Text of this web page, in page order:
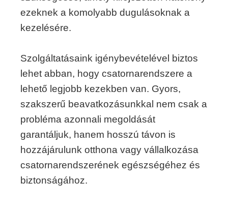
ezeknek a komolyabb dugulásoknak a
kezelésére.
Szolgáltatásaink igénybevételével biztos
lehet abban, hogy csatornarendszere a
lehető legjobb kezekben van. Gyors,
szakszerű beavatkozásunkkal nem csak a
probléma azonnali megoldását
garantáljuk, hanem hosszú távon is
hozzájárulunk otthona vagy vállalkozása
csatornarendszerének egészségéhez és
biztonságához.